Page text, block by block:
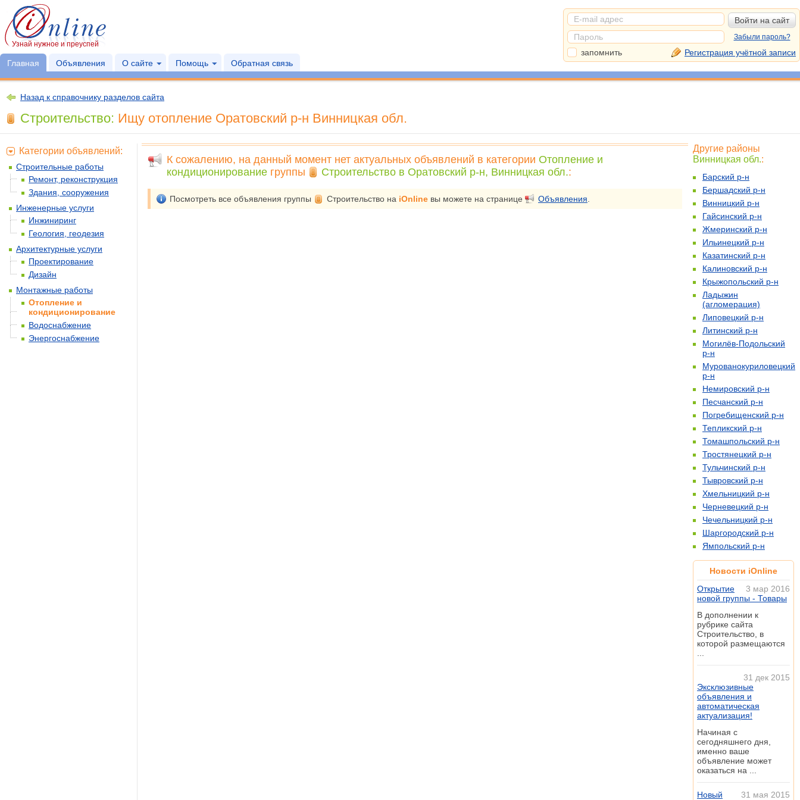
Узнай нужное и преуспей
Главная Объявления О сайте Помощь Обратная связь
Забыли пароль?
Регистрация учётной записи
запомнить
Назад к справочнику разделов сайта
Строительство: Ищу отопление Оратовский р-н Винницкая обл.
К сожалению, на данный момент нет актуальных объявлений в категории Отопление и
кондиционирование группы Строительство в Оратовский р-н, Винницкая обл.:
Посмотреть все объявления группы Строительство на iOnline вы можете на странице Объявления
Категории объявлений:
Строительные работы
Ремонт, реконструкция
Здания, сооружения
Инженерные услуги
Инжиниринг
Геология, геодезия
Архитектурные услуги
Проектирование
Дизайн
Монтажные работы
Отопление и
кондиционирование
Водоснабжение
Энергоснабжение
Другие районы
Винницкая обл.:
Барский р-н
Бершадский р-н
Винницкий р-н
Гайсинский р-н
Жмеринский р-н
Ильинецкий р-н
Казатинский р-н
Калиновский р-н
Крыжопольский р-н
Ладыжин
(агломерация)
Липовецкий р-н
Литинский р-н
Могилёв-Подольский
р-н
Мурованокуриловецкий
р-н
Немировский р-н
Песчанский р-н
Погребищенский р-н
Тепликский р-н
Томашпольский р-н
Тростянецкий р-н
Тульчинский р-н
Тывровский р-н
Хмельницкий р-н
Черневецкий р-н
Чечельницкий р-н
Шаргородский р-н
Ямпольский р-н
Новости iOnline
3 мар 2016
Открытие
новой группы - Товары
В дополнении к
рубрике сайта
Строительство, в
которой размещаются
31 дек 2015
Эксклюзивные
объявления и
автоматическая
актуализация!
Начиная с
сегодняшнего дня,
именно ваше
объявление может
оказаться на ...
31 мая 2015
Новый